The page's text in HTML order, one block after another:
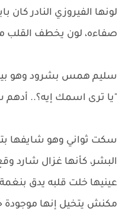
لونها الفيروزي النادر كان
صفاءه، لون يخطف القلب
سليم همس بشرود وهو
"يا ترى اسمك إيه؟.. أدهم
سكت ثواني وهو شايفها
البشر، كأنها غزال شارد
عينيها خلت قلبه يدق
مكنش يتخيل إنها